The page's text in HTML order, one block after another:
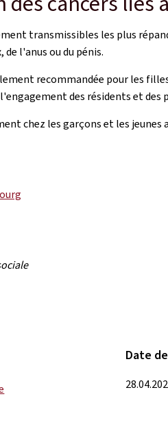
transmissibles les plus
l'anus ou du pénis.
recommandée pour les
des résidents et des
chez les garçons et les
Date